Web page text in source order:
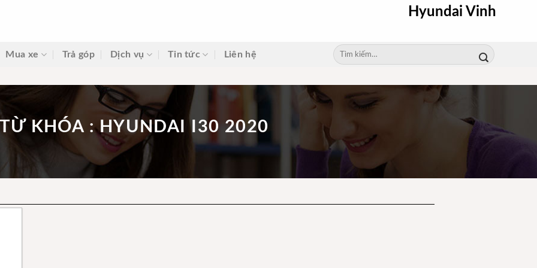
Hyundai Vinh
Mua xe Trả góp Dịch vụ Tin tức Liên hệ
Tìm
kiếm:
TỪ KHÓA : HYUNDAI I30 2020